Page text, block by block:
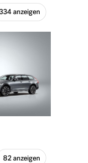
anzeigen
82 anzeigen